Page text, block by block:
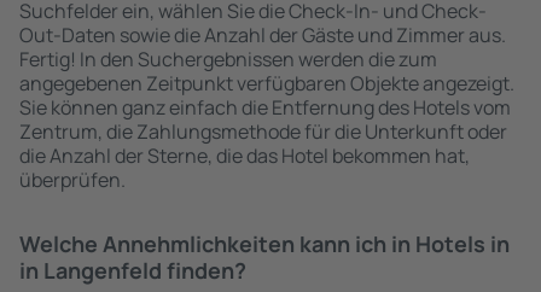
Suchfelder ein, wählen Sie die Check-In- und Check-
Out-Daten sowie die Anzahl der Gäste und Zimmer aus.
Fertig! In den Suchergebnissen werden die zum
angegebenen Zeitpunkt verfügbaren Objekte angezeigt.
Sie können ganz einfach die Entfernung des Hotels vom
Zentrum, die Zahlungsmethode für die Unterkunft oder
die Anzahl der Sterne, die das Hotel bekommen hat,
überprüfen.
Welche Annehmlichkeiten kann ich in Hotels in
in Langenfeld finden?